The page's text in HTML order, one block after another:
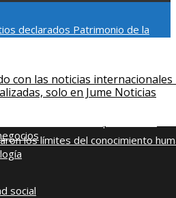
declarados Patrimonio de la
y reducir la fragmentación
La gran depresión de 1929 y su
los límites del conocimiento
con las noticias internacionales
solo en Jume Noticias
social